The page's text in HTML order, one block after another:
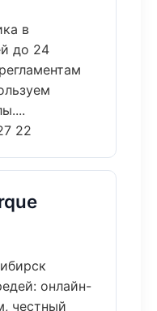
в
до 24
22
онлайн-
честный